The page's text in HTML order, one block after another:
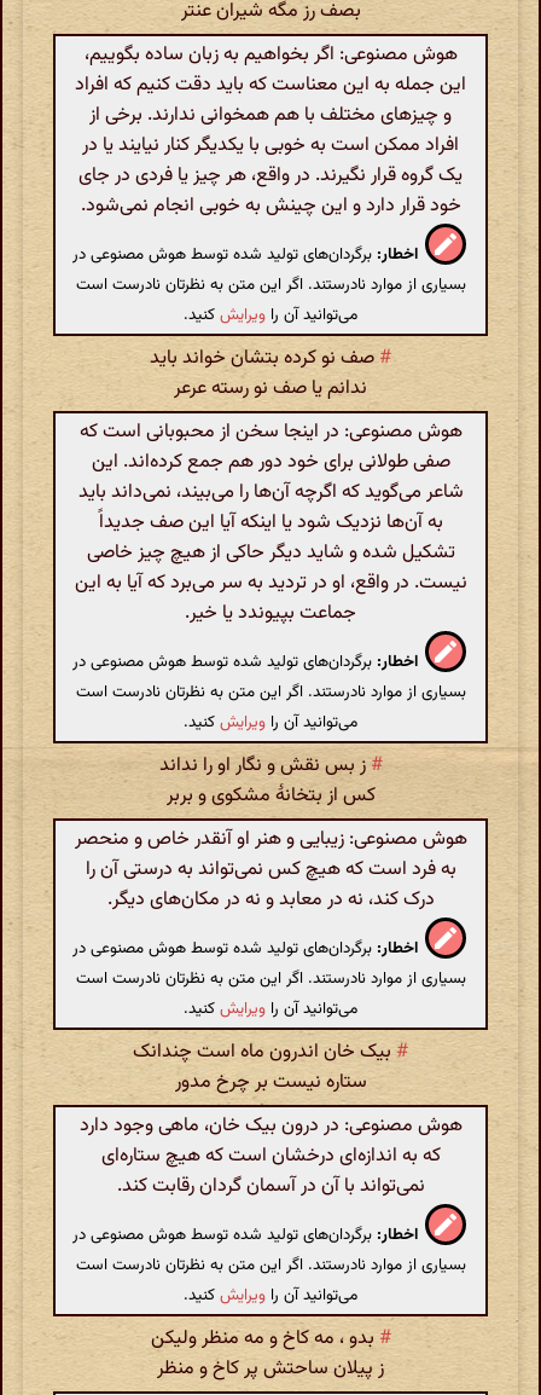
بصف رز مگه شیران عنتر
هوش مصنوعی: اگر بخواهیم به زبان ساده بگوییم،
این جمله به این معناست که باید دقت کنیم که افراد
و چیزهای مختلف با هم همخوانی ندارند. برخی از
افراد ممکن است به خوبی با یکدیگر کنار نیایند یا در
یک گروه قرار نگیرند. در واقع، هر چیز یا فردی در جای
خود قرار دارد و این چینش به خوبی انجام نمی‌شود.
اخطار: برگردان‌های تولید شده توسط هوش مصنوعی در
بسیاری از موارد نادرستند. اگر این متن به نظرتان نادرست است
می‌توانید آن را ویرایشکنید.
# صف نو کرده بتشان خواند باید
ندانم یا صف نو رسته عرعر
هوش مصنوعی: در اینجا سخن از محبوبانی است که
صفی طولانی برای خود دور هم جمع کرده‌اند. این
شاعر می‌گوید که اگرچه آن‌ها را می‌بیند، نمی‌داند باید
به آن‌ها نزدیک شود یا اینکه آیا این صف جدیداً
تشکیل شده و شاید دیگر حاکی از هیچ چیز خاصی
نیست. در واقع، او در تردید به سر می‌برد که آیا به این
جماعت بپیوندد یا خیر.
اخطار: برگردان‌های تولید شده توسط هوش مصنوعی در
بسیاری از موارد نادرستند. اگر این متن به نظرتان نادرست است
می‌توانید آن را ویرایشکنید.
#ز بس نقش و نگار او را نداند
کس از بتخانۀ مشکوی و بربر
هوش مصنوعی: زیبایی و هنر او آنقدر خاص و منحصر
به فرد است که هیچ کس نمی‌تواند به درستی آن را
درک کند، نه در معابد و نه در مکان‌های دیگر.
اخطار: برگردان‌های تولید شده توسط هوش مصنوعی در
بسیاری از موارد نادرستند. اگر این متن به نظرتان نادرست است
می‌توانید آن را ویرایشکنید.
# بیک خان اندرون ماه است چندانک
ستاره نیست بر چرخ مدور
هوش مصنوعی: در درون بیک خان، ماهی وجود دارد
که به اندازه‌ای درخشان است که هیچ ستاره‌ای
نمی‌تواند با آن در آسمان گردان رقابت کند.
اخطار: برگردان‌های تولید شده توسط هوش مصنوعی در
بسیاری از موارد نادرستند. اگر این متن به نظرتان نادرست است
می‌توانید آن را ویرایشکنید.
# بدو ، مه کاخ و مه منظر ولیکن
ز پیلان ساحتش پر کاخ و منظر